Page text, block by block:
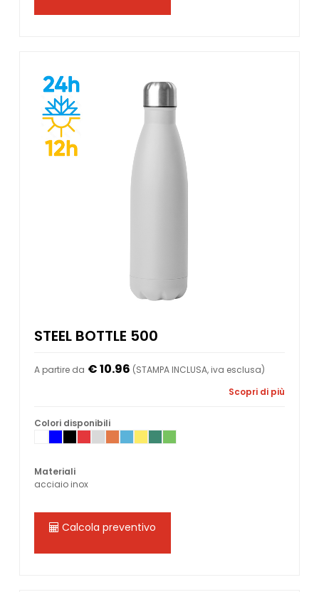
STEEL BOTTLE 500
A partire da € 10.96 (STAMPA INCLUSA, iva esclusa)
Scopri di più
Colori disponibili
Materiali
acciaio inox
Calcola preventivo